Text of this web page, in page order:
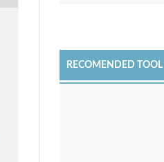
RECOMENDED TOOL